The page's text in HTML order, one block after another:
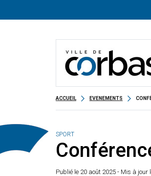
ACCUEIL EVENEMENTS
SPORT
Publié le 20 août 2025 - Mis à jour